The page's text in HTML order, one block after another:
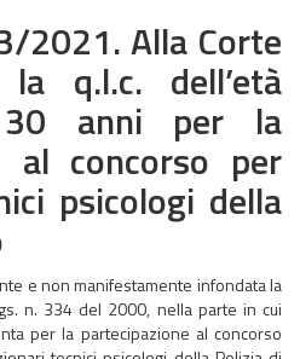
2021. Alla Corte
la q.l.c. dell’età
anni per la
al concorso per
psicologi della
e non manifestamente infondata la
n. 334 del 2000, nella parte in cui
per la partecipazione al concorso